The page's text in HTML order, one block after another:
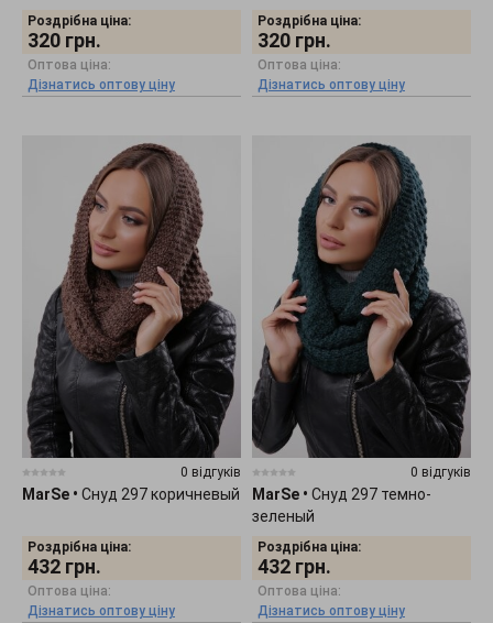
Роздрібна ціна:
320 грн.
Оптова ціна:
Дізнатись оптову ціну
Роздрібна ціна:
320 грн.
Оптова ціна:
Дізнатись оптову ціну
0 відгуків
MarSe • Снуд 297 коричневый
Роздрібна ціна:
432 грн.
Оптова ціна:
Дізнатись оптову ціну
0 відгуків
MarSe • Снуд 297 темно-
зеленый
Роздрібна ціна:
432 грн.
Оптова ціна:
Дізнатись оптову ціну